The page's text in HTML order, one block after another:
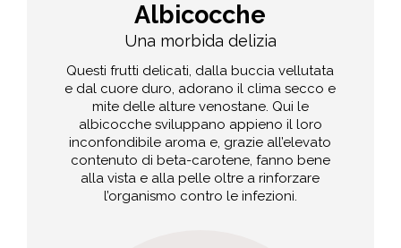
Albicocche
Una morbida delizia
Questi frutti delicati, dalla buccia vellutata
e dal cuore duro, adorano il clima secco e
mite delle alture venostane. Qui le
albicocche sviluppano appieno il loro
inconfondibile aroma e, grazie all’elevato
contenuto di beta-carotene, fanno bene
alla vista e alla pelle oltre a rinforzare
l’organismo contro le infezioni.